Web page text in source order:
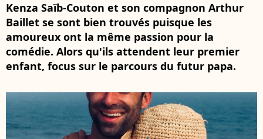
Kenza Saïb-Couton et son compagnon Arthur
Baillet se sont bien trouvés puisque les
amoureux ont la même passion pour la
comédie. Alors qu'ils attendent leur premier
enfant, focus sur le parcours du futur papa.